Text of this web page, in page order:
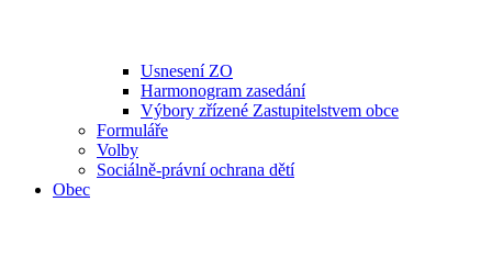
Usnesení ZO
Harmonogram zasedání
Výbory zřízené Zastupitelstvem obce
Formuláře
Volby
Sociálně-právní ochrana dětí
Obec